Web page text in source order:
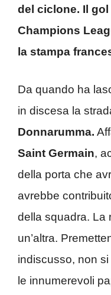
del ciclone. Il
Champions
la stampa
Da quando ha
in discesa la
Donnarumma.
Saint Germain,
della porta che
avrebbe
della squadra. La
un’altra.
indiscusso, non
le innumerevoli